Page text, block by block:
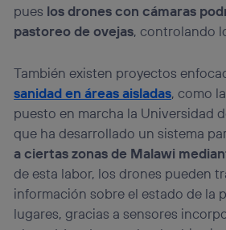
pues los drones con cámaras
pastoreo de ovejas, controlando
También existen proyectos
sanidad en áreas aisladas, como
puesto en marcha la Universidad
que ha desarrollado un sistema
a ciertas zonas de Malawi
de esta labor, los drones pueden
información sobre el estado de la
lugares, gracias a sensores